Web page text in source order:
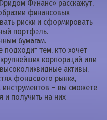
Финанс» расскажут,
финансовых
риски и сформировать
портфель.
бумагам.
подходит тем, кто хочет
корпораций или
активы.
фондового рынка,
– вы сможете
и получить на них